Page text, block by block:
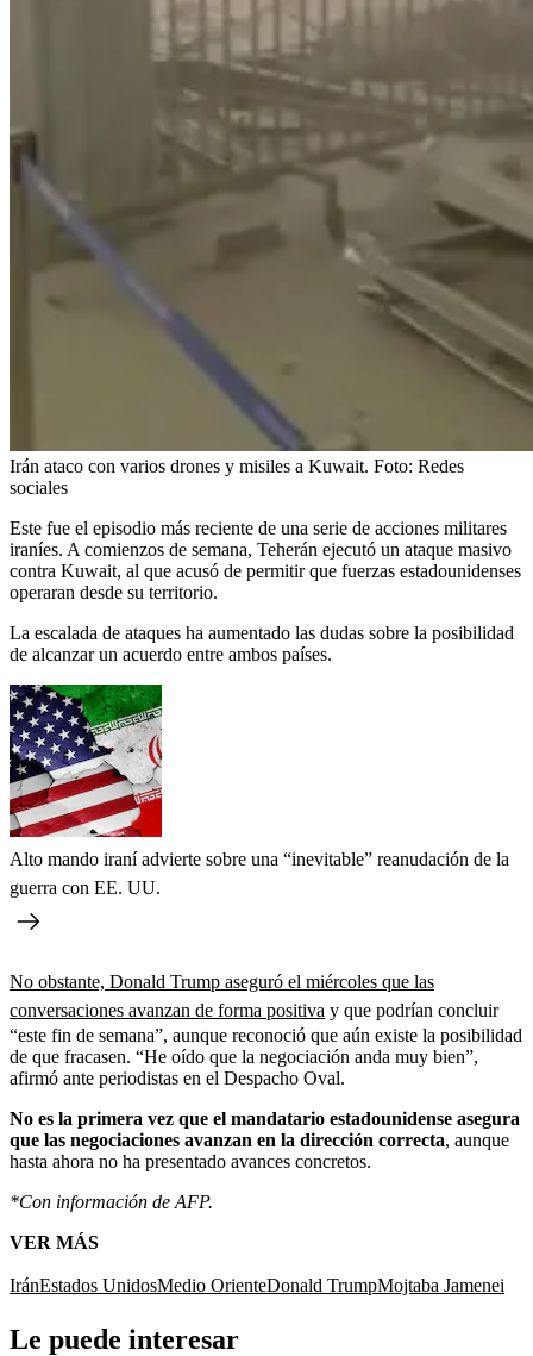
Irán ataco con varios drones y misiles a Kuwait. Foto: Redes
sociales
Este fue el episodio más reciente de una serie de acciones militares
iraníes. A comienzos de semana, Teherán ejecutó un ataque masivo
contra Kuwait, al que acusó de permitir que fuerzas estadounidenses
operaran desde su territorio.
La escalada de ataques ha aumentado las dudas sobre la posibilidad
de alcanzar un acuerdo entre ambos países.
Alto mando iraní advierte sobre una “inevitable” reanudación de la
guerra con EE. UU.
No obstante, Donald Trump aseguró el miércoles que las
conversaciones avanzan de forma positiva y que podrían concluir
“este fin de semana”, aunque reconoció que aún existe la posibilidad
de que fracasen. “He oído que la negociación anda muy bien”,
afirmó ante periodistas en el Despacho Oval.
No es la primera vez que el mandatario estadounidense asegura
que las negociaciones avanzan en la dirección correcta, aunque
hasta ahora no ha presentado avances concretos.
*Con información de AFP.
VER MÁS
IránEstados UnidosMedio OrienteDonald TrumpMojtaba Jamenei
Le puede interesar